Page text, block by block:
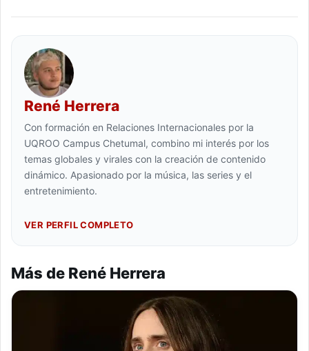
René Herrera
Con formación en Relaciones Internacionales por la
UQROO Campus Chetumal, combino mi interés por los
temas globales y virales con la creación de contenido
dinámico. Apasionado por la música, las series y el
entretenimiento.
VER PERFIL COMPLETO
Más de René Herrera